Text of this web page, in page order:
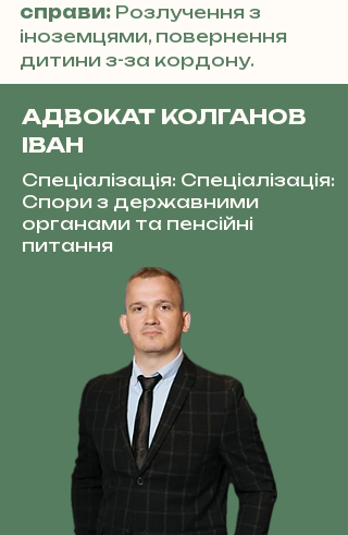
справи: Розлучення з
іноземцями, повернення
дитини з-за кордону.
АДВОКАТ КОЛГАНОВ
ІВАН
Спеціалізація: Спеціалізація:
Спори з державними
органами та пенсійні
питання